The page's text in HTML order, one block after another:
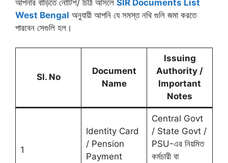
আপনার বাড়িতে নোটিশ/ চিঠি আসলে SIR Documents List
West Bengal অনুযায়ী আপনি যে সমস্ত নথি গুলি জমা করতে
পারবেন সেগুলি হল।
Sl. No
Document
Name
Issuing
Authority /
Important
Notes
1
Identity Card
/ Pension
Payment
Central Govt
/ State Govt /
PSU-এর নিয়মিত
কর্মচারী বা